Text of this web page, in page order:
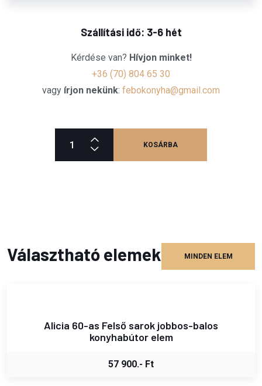
Szállítási idő: 3-6 hét
Kérdése van? Hívjon minket!
+36 (70) 804 65 30
vagy írjon nekünk: febokonyha@gmail.com
KOSÁRBA
Választható elemek MINDEN ELEM
Alicia 60-as Felső sarok jobbos-balos
konyhabútor elem
57 900.- Ft